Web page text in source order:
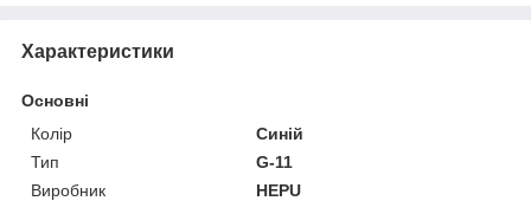
Характеристики
Основні
Колір
Синій
Тип
G-11
Виробник
HEPU